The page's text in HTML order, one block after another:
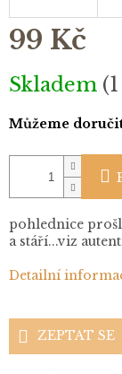
99 Kč
Měrná
cena:
Skladem
Můžeme
pohlednice
a stáří...viz
Detailní
ZEPTAT SE